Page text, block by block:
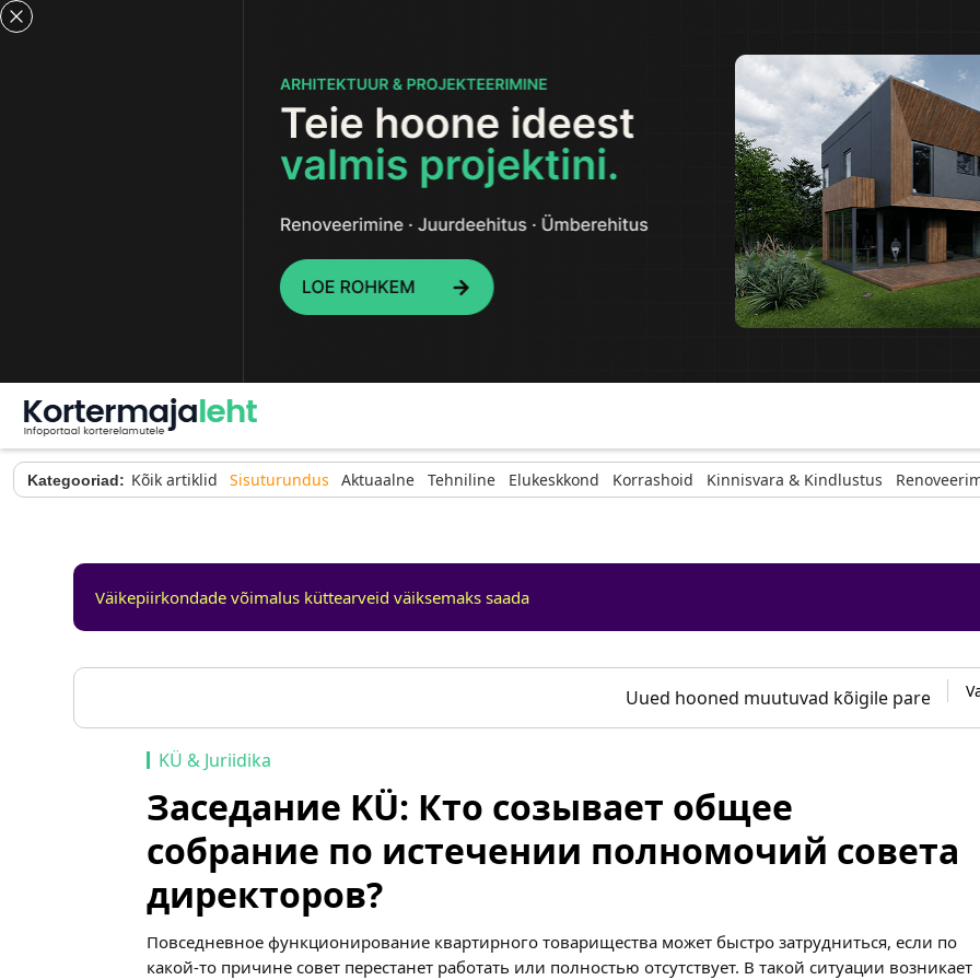
Kategooriad: Kõik artiklid Sisuturundus Aktuaalne Tehniline Elukeskkond Korrashoid Kinnisvara & Kindlustus
Väikepiirkondade võimalus küttearveid väiksemaks saada
Uued hooned muutuvad kõigile paremini
KÜ & Juriidika
Заседание KÜ: Кто созывает общее
собрание по истечении полномочий совета
директоров?
Повседневное функционирование квартирного товарищества может быстро затрудниться, если по
какой-то причине совет перестанет работать или полностью отсутствует. В такой ситуации возникает